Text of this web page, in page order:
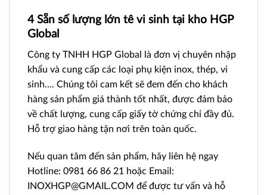
4 Sẵn số lượng lớn tê vi sinh tại kho HGP
Global
Công ty TNHH HGP Global là đơn vị chuyên nhập
khẩu và cung cấp các loại phụ kiện inox, thép, vi
sinh…. Chúng tôi cam kết sẽ đem đến cho khách
hàng sản phẩm giá thành tốt nhất, được đảm bảo
về chất lượng, cung cấp giấy tờ chứng chỉ đầy đủ.
Hỗ trợ giao hàng tận nơi trên toàn quốc.
Nếu quan tâm đến sản phẩm, hãy liên hệ ngay
Hotline: 0981 66 86 21 hoặc Email:
INOXHGP@GMAIL.COM để được tư vấn và hỗ